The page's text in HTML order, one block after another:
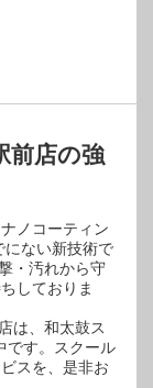
前店の強
ノコーティン
にない新技術で
・汚れから守
しておりま
は、和太鼓ス
です。スクール
スを、是非お